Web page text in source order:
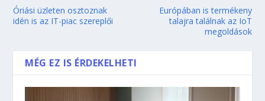
Óriási üzleten osztoznak
idén is az IT-piac szereplői
Európában is termékeny
talajra találnak az IoT
megoldások
MÉG EZ IS ÉRDEKELHETI